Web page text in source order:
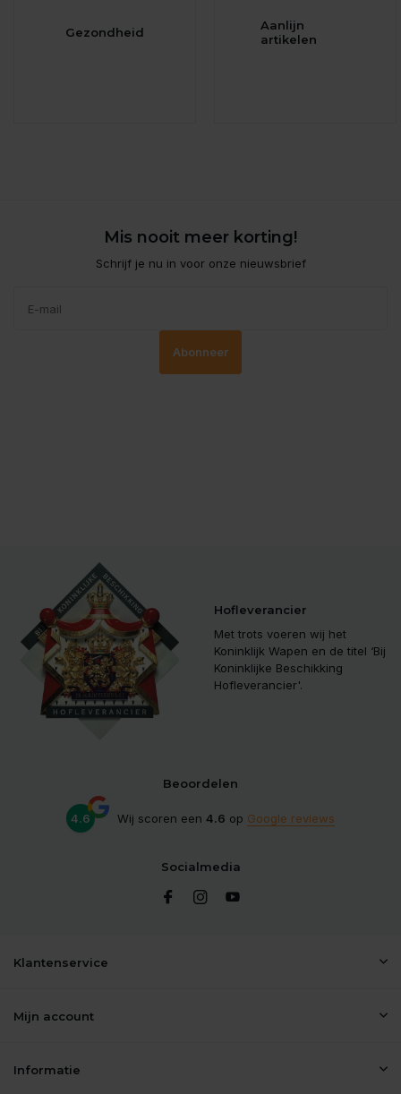
Gezondheid
Aanlijn
artikelen
Mis nooit meer korting!
Schrijf je nu in voor onze nieuwsbrief
Abonneer
Hofleverancier
Met trots voeren wij het
Koninklijk Wapen en de titel ‘Bij
Koninklijke Beschikking
Hofleverancier'.
Beoordelen
4.6 Wij scoren een 4.6 op Google reviews
Socialmedia
Klantenservice
Mijn account
Informatie